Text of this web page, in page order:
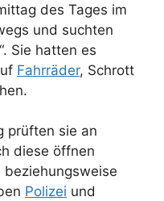
des Tages im
und suchten
Sie hatten es
Fahrräder, Schrott
prüften sie an
diese öffnen
Polizei und